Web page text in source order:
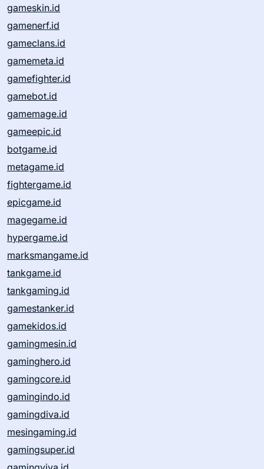
gameskin.id
gamenerf.id
gameclans.id
gamemeta.id
gamefighter.id
gamebot.id
gamemage.id
gameepic.id
botgame.id
metagame.id
fightergame.id
epicgame.id
magegame.id
hypergame.id
marksmangame.id
tankgame.id
tankgaming.id
gamestanker.id
gamekidos.id
gamingmesin.id
gaminghero.id
gamingcore.id
gamingindo.id
gamingdiva.id
mesingaming.id
gamingsuper.id